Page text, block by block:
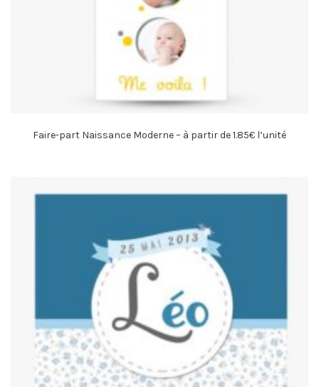
Faire-part Naissance Moderne – à partir de 1.85€ l’unité